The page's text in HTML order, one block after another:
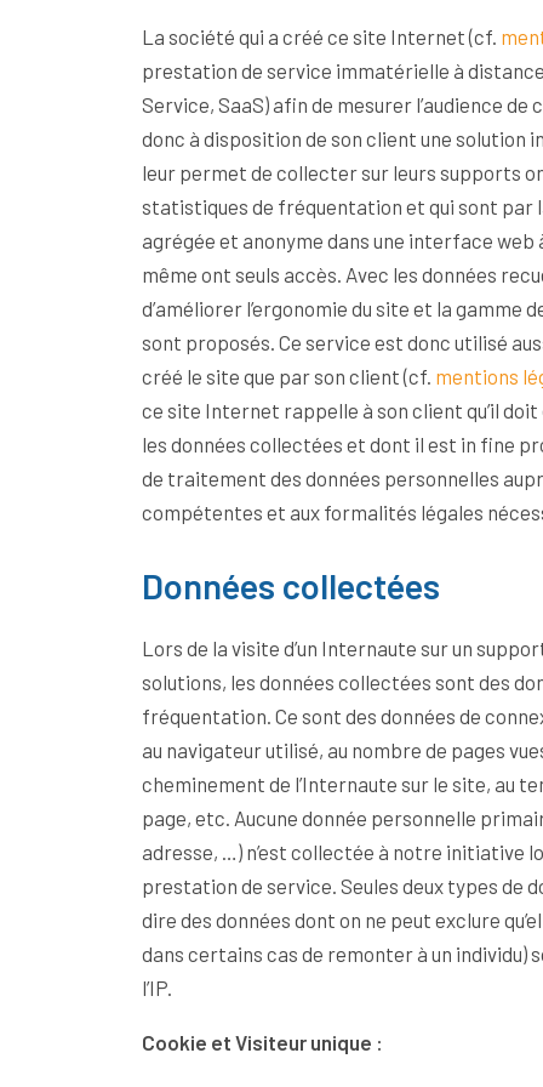
La société qui a créé ce site Internet (cf.
prestation de service immatérielle à
Service, SaaS) afin de mesurer l’audience de ce site. Cette société
donc à disposition de son client une solution
leur permet de collecter sur leurs supports
statistiques de fréquentation et qui sont par la
agrégée et anonyme dans une interface web
même ont seuls accès. Avec les données
d’améliorer l’ergonomie du site et la gamme
sont proposés. Ce service est donc utilisé aussi bien par la société qui a
créé le site que par son client (cf. mentions
ce site Internet rappelle à son client qu’il doit également procéder, pour
les données collectées et dont il est in fine
de traitement des données personnelles
compétentes et aux formalités légales
Données collectées
Lors de la visite d’un Internaute sur un
solutions, les données collectées sont des
fréquentation. Ce sont des données de
au navigateur utilisé, au nombre de pages vues, au nombre de visites, au
cheminement de l’Internaute sur le site, au
page, etc. Aucune donnée personnelle
adresse, …) n’est collectée à notre initiative lors de la réalisation de la
prestation de service. Seules deux types de
dire des données dont on ne peut exclure
dans certains cas de remonter à un individu) sont collectées, le cookie et
l’IP.
Cookie et Visiteur unique :